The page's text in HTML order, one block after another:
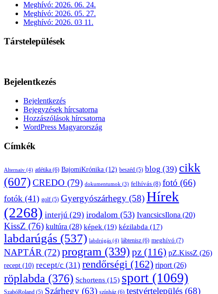
Meghívó: 2026. 06. 24.
Meghívó: 2026. 05. 27.
Meghívó: 2026. 03 11.
Társtelepülések
Bejelentkezés
Bejelentkezés
Bejegyzések hírcsatorna
Hozzászólások hírcsatorna
WordPress Magyarország
Címkék
Alternaiv (4) atlétika (6) BajomiKrónika (12) beszéd (5) blog (39) cikk
(607)CREDO (79) dokumentumok (3) felhívás (8) fotó (66)
fotók (41) golf (5) Gyergyószárhegy (58)Hírek
(2268) interjú (29) irodalom (53) IvancsicsIlona (20)
KissZ (76) kultúra (28) képek (19) kézilabda (17)
labdarúgás (537) labdrúgás (4) lábtenisz (6) meghívó (7)
NAPTÁR (72)program (339) pz (116) pZ.KissZ (26)
recept (10) recept/c (31) rendőrségi (162) riport(26)
röplabda (376) Schortens (15) sport (1069)
SzabóRoland (5) Szárhegy (63) színház (6) testvértelepülés (68)